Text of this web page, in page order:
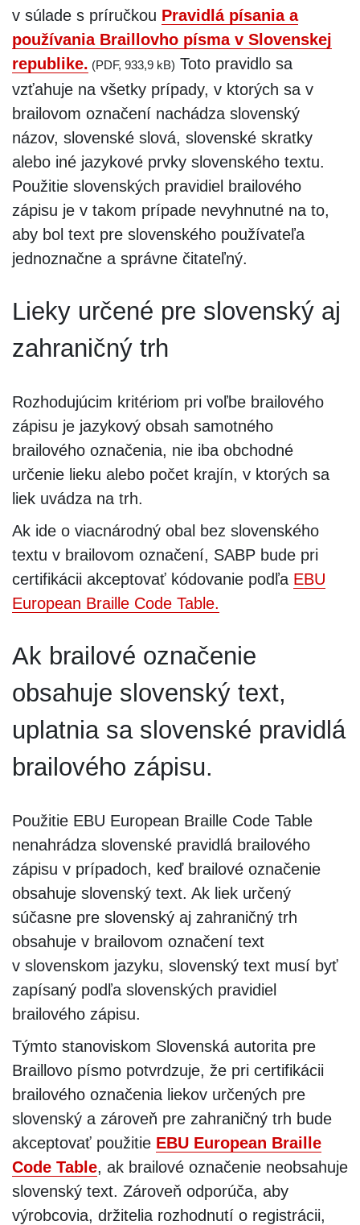
v súlade s príručkou Pravidlá písania a
používania Braillovho písma v Slovenskej
republike. (PDF, 933,9 kB) Toto pravidlo sa
vzťahuje na všetky prípady, v ktorých sa v
brailovom označení nachádza slovenský
názov, slovenské slová, slovenské skratky
alebo iné jazykové prvky slovenského textu.
Použitie slovenských pravidiel brailového
zápisu je v takom prípade nevyhnutné na to,
aby bol text pre slovenského používateľa
jednoznačne a správne čitateľný.
Lieky určené pre slovenský aj
zahraničný trh
Rozhodujúcim kritériom pri voľbe brailového
zápisu je jazykový obsah samotného
brailového označenia, nie iba obchodné
určenie lieku alebo počet krajín, v ktorých sa
liek uvádza na trh.
Ak ide o viacnárodný obal bez slovenského
textu v brailovom označení, SABP bude pri
certifikácii akceptovať kódovanie podľa EBU
European Braille Code Table.
Ak brailové označenie
obsahuje slovenský text,
uplatnia sa slovenské pravidlá
brailového zápisu.
Použitie EBU European Braille Code Table
nenahrádza slovenské pravidlá brailového
zápisu v prípadoch, keď brailové označenie
obsahuje slovenský text. Ak liek určený
súčasne pre slovenský aj zahraničný trh
obsahuje v brailovom označení text
v slovenskom jazyku, slovenský text musí byť
zapísaný podľa slovenských pravidiel
brailového zápisu.
Týmto stanoviskom Slovenská autorita pre
Braillovo písmo potvrdzuje, že pri certifikácii
brailového označenia liekov určených pre
slovenský a zároveň pre zahraničný trh bude
akceptovať použitie EBU European Braille
Code Table, ak brailové označenie neobsahuje
slovenský text. Zároveň odporúča, aby
výrobcovia, držitelia rozhodnutí o registrácii,